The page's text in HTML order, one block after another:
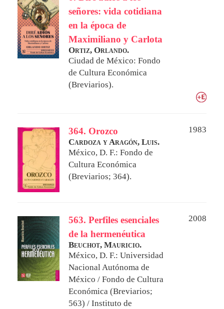
señores: vida cotidiana
en la época de
Maximiliano y Carlota
Ortiz, Orlando.
Ciudad de México: Fondo
de Cultura Económica
(Breviarios).
364. Orozco
1983
Cardoza y Aragón, Luis.
México, D. F.: Fondo de
Cultura Económica
(Breviarios; 364).
563. Perfiles esenciales
de la hermenéutica
2008
Beuchot, Mauricio.
México, D. F.: Universidad
Nacional Autónoma de
México / Fondo de Cultura
Económica (Breviarios;
563) / Instituto de